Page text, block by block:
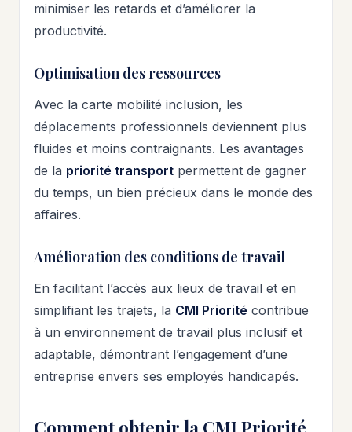
minimiser les retards et d’améliorer la
productivité.
Optimisation des ressources
Avec la carte mobilité inclusion, les
déplacements professionnels deviennent plus
fluides et moins contraignants. Les avantages
de la priorité transport permettent de gagner
du temps, un bien précieux dans le monde des
affaires.
Amélioration des conditions de travail
En facilitant l’accès aux lieux de travail et en
simplifiant les trajets, la CMI Priorité contribue
à un environnement de travail plus inclusif et
adaptable, démontrant l’engagement d’une
entreprise envers ses employés handicapés.
Comment obtenir la CMI Priorité